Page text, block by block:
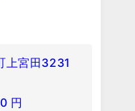
上宮田3231
円